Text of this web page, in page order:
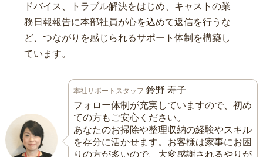
ドバイス、トラブル解決をはじめ、キャストの業
務日報報告に本部社員が心を込めて返信を行うな
ど、つながりを感じられるサポート体制を構築し
ています。
本社サポートスタッフ 鈴野 寿子
フォロー体制が充実していますので、初め
ての方もご安心ください。
あなたのお掃除や整理収納の経験やスキル
を存分に活かせます。お客様は家事にお困
りの方が多いので、大変感謝されるやりが